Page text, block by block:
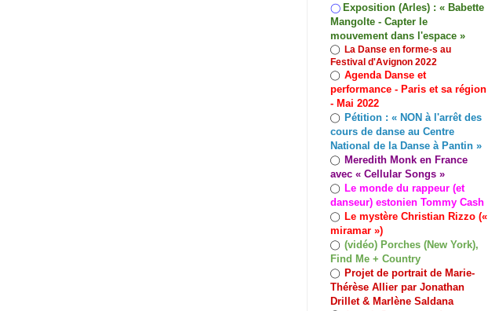
◯ Exposition (Arles) : « Babette
Mangolte - Capter le
mouvement dans l'espace »
◯ La Danse en forme-s au
Festival d'Avignon 2022
◯ Agenda Danse et
performance - Paris et sa région
- Mai 2022
◯ Pétition : « NON à l'arrêt des
cours de danse au Centre
National de la Danse à Pantin »
◯ Meredith Monk en France
avec « Cellular Songs »
◯ Le monde du rappeur (et
danseur) estonien Tommy Cash
◯ Le mystère Christian Rizzo («
miramar »)
◯ (vidéo) Porches (New York),
Find Me + Country
◯ Projet de portrait de Marie-
Thérèse Allier par Jonathan
Drillet & Marlène Saldana